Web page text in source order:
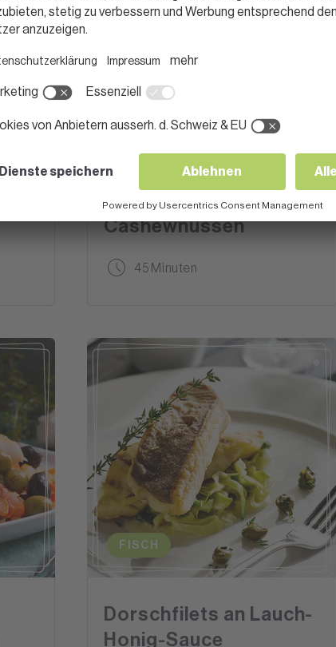
Kokos-
Zitronengrassuppe mit
gerösteten
Cashewnüssen
45 Minuten
FISCH
Dorschfilets an Lauch-
Honig-Sauce